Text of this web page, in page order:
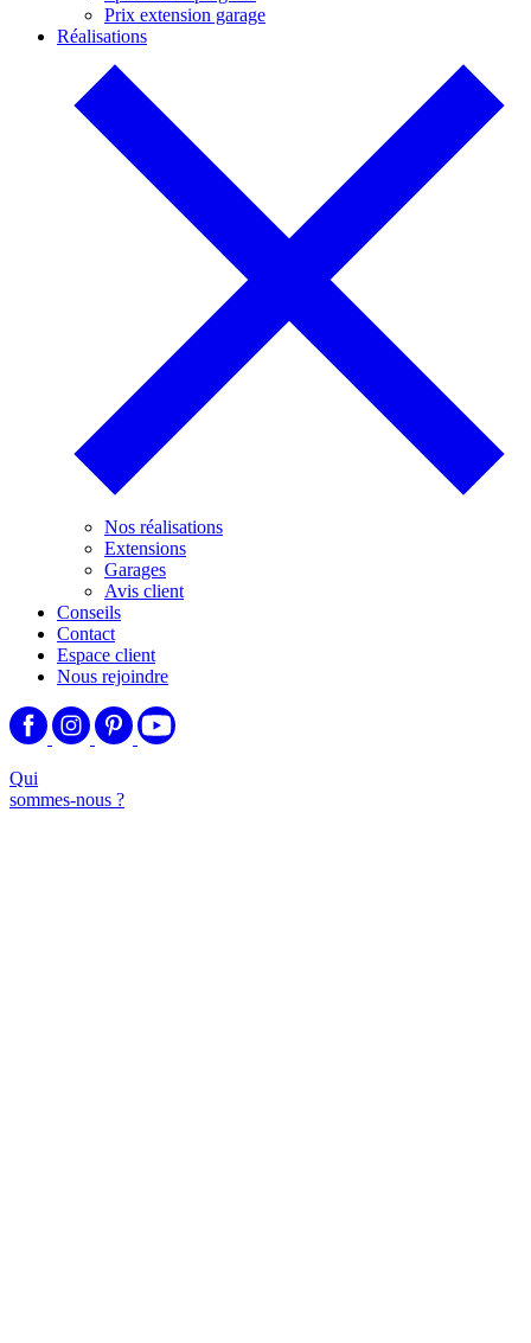
Prix extension garage
Réalisations
Nos réalisations
Extensions
Garages
Avis client
Conseils
Contact
Espace client
Nous rejoindre
Qui
sommes-nous ?